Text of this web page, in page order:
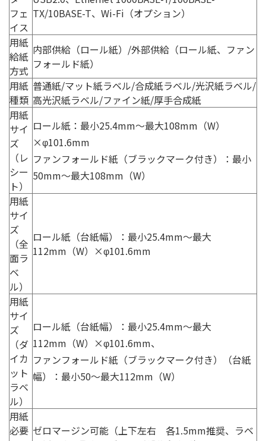
フェ
イス
TX/10BASE-T、Wi-Fi（オプション）
用紙
給紙
方式
内部供給（ロール紙）/外部供給（ロール紙、ファン
フォールド紙）
用紙
種類
普通紙/マット紙ラベル/合成紙ラベル/光沢紙ラベル/
高光沢紙ラベル/ファイン紙/厚手合成紙
用紙
サイ
ズ
（レ
シー
ト）
ロール紙：最小25.4mm〜最大108mm（W）
×φ101.6mm
ファンフォールド紙（ブラックマーク付き）：最小
50mm〜最大108mm（W）
用紙
サイ
ズ
（全
面ラ
ベ
ル）
ロール紙（台紙幅）：最小25.4mm〜最大
112mm（W）×φ101.6mm
用紙
サイ
ズ
（ダ
イカ
ット
ラベ
ル）
ロール紙（台紙幅）：最小25.4mm〜最大
112mm（W）×φ101.6mm、
ファンフォールド紙（ブラックマーク付き）（台紙
幅）：最小50〜最大112mm（W）
用紙
必要 ゼロマージン可能（上下左右 各1.5mm推奨、ラベ